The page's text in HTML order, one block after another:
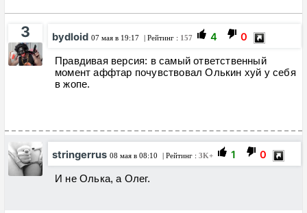
3 bydloid 07 мая в 19:17 | Рейтинг : 157 4 0
Правдивая версия: в самый ответственный
момент аффтар почувствовал Олькин хуй у себя
в жопе.
stringerrus 08 мая в 08:10 | Рейтинг : 3K+ 1 0
И не Олька, а Олег.